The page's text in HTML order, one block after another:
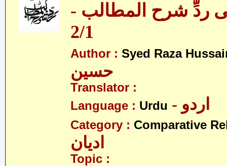
ردِّ شرح المطالب -
2/1
Author : Syed Raza
حسین
Translator :
Language : Urdu - اردو
Category : Comparative
ادیان
Topic :